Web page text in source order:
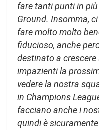
fare tanti punti in
Ground. Insomma,
fare molto molto
fiducioso, anche
destinato a
impazienti la
vedere la nostra
in Champions
facciano anche i
quindi è